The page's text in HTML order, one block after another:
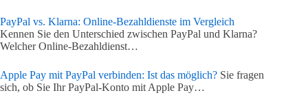
PayPal vs. Klarna: Online-Bezahldienste im Vergleich
Kennen Sie den Unterschied zwischen PayPal und Klarna?
Welcher Online-Bezahldienst…
Apple Pay mit PayPal verbinden: Ist das möglich? Sie fragen
sich, ob Sie Ihr PayPal-Konto mit Apple Pay…